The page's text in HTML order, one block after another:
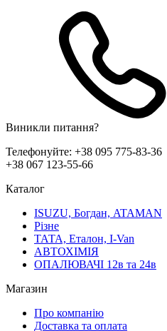
Виникли питання?
Телефонуйте: +38 095 775-83-36
+38 067 123-55-66
Каталог
ISUZU, Богдан, ATAMAN
Різне
ТАТА, Еталон, I-Van
АВТОХІМІЯ
ОПАЛЮВАЧІ 12в та 24в
Магазин
Про компанію
Доставка та оплата